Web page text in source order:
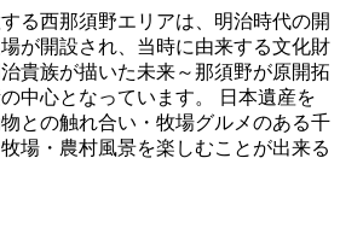
る西那須野エリアは、明治時代の開
が開設され、当時に由来する文化財
貴族が描いた未来～那須野が原開拓
中心となっています。 日本遺産を
との触れ合い・牧場グルメのある千
場・農村風景を楽しむことが出来る